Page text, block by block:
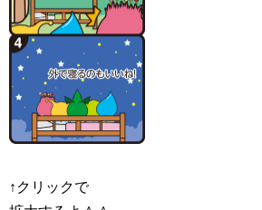
↑クリックで